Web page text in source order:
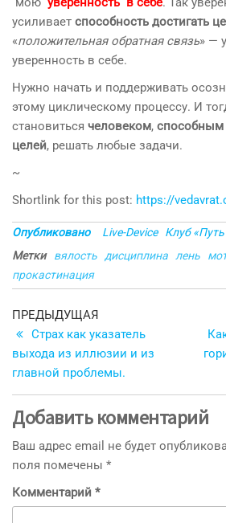
усиливает способность достигать
«положительная обратная связь» —
уверенность в себе.
Нужно начать и поддерживать
этому циклическому процессу. И
становиться человеком, способным
целей, решать любые задачи.
~
Shortlink for this post: https://
Опубликовано Live-Device
Клуб
Метки
вялость дисциплина лень
прокастинация
Навигация
по
записям
Предыдущая
запись
ПРЕДЫДУЩАЯ
Страх как указатель
выхода из иллюзии и из
главной проблемы.
Добавить комментарий
Ваш адрес email не будет
поля помечены *
Комментарий *